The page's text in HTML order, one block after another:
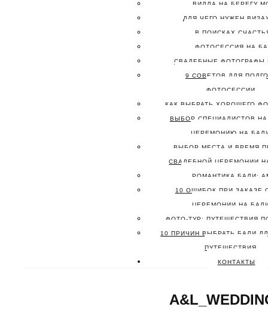
ВИЛЛА НА БЕРЕГУ
ДЛЯ ЧЕГО НУЖЕН
В ПОИСКАХ
ФОТОСЕССИЯ НА
СВАДЕБНЫЕ ФОТОГРАФЫ
9 СОВЕТОВ ДЛЯ
ФОТОСЕССИИ
КАК ВЫБРАТЬ ХОРОШЕГО
ВЫБОР СПЕЦИАЛИСТОВ
ЦЕРЕМОНИЮ НА
ВЫБОР МЕСТА И ВРЕМЯ
СВАДЕБНОЙ ЦЕРЕМОНИИ
РОМАНТИКА БАЛИ:
10 ОШИБОК ПРИ ЗАКАЗЕ
ЦЕРЕМОНИИ НА
ФОТО-ТУР: ПУТЕШЕСТВИЯ
10 ПРИЧИН ВЫБРАТЬ БАЛИ
ПУТЕШЕСТВИЯ
КОНТАКТЫ